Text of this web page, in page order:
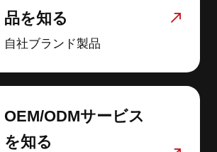
品を知る
自社ブランド製品
OEM/ODMサービス
を知る